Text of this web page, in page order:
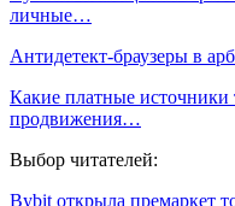
личные…
Антидетект-браузеры в
Какие платные источники
продвижения…
Выбор читателей:
Bуbit открыла пpeмapкeт